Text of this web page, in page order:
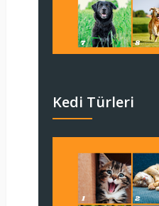
Kedi Türleri